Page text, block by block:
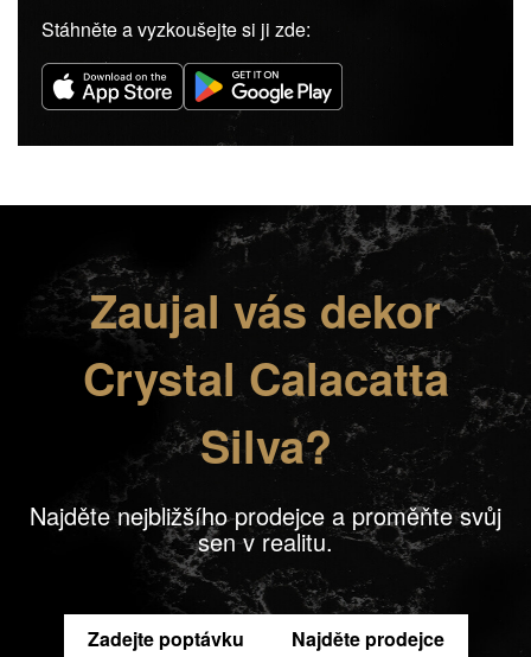
Stáhněte a vyzkoušejte si ji zde:
Zaujal vás dekor
Crystal Calacatta
Silva?
Najděte nejbližšího prodejce a proměňte svůj
sen v realitu.
Zadejte poptávku Najděte prodejce